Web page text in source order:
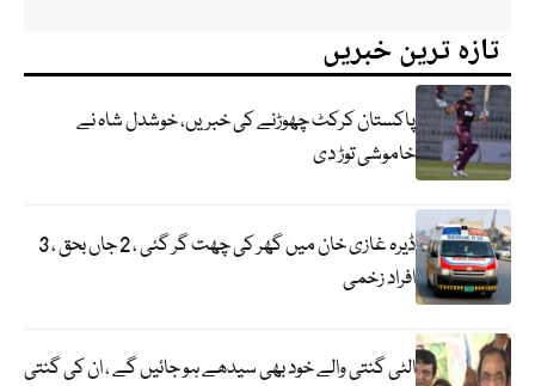
تازہ ترین خبریں
پاکستان کرکٹ چھوڑنے کی خبریں، خوشدل شاہ نے
خاموشی توڑ دی
ڈیرہ غازی خان میں گھر کی چھت گر گئی ، 2 جاں بحق ، 3
افراد زخمی
الٹی گنتی والے خود بھی سیدھے ہو جائیں گے ، ان کی گنتی